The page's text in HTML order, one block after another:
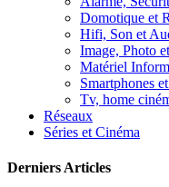
Domotique et
Hifi, Son et
Image, Photo
Matériel
Smartphones
Tv, home
Réseaux
Séries et Cinéma
Derniers Articles